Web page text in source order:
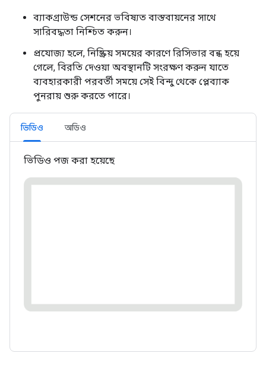
ব্যাকগ্রাউন্ড সেশনের ভবিষ্যত বাস্তবায়নের সাথে
সারিবদ্ধতা নিশ্চিত করুন।
প্রযোজ্য হলে, নিষ্ক্রিয় সময়ের কারণে রিসিভার বন্ধ হয়ে
গেলে, বিরতি দেওয়া অবস্থানটি সংরক্ষণ করুন যাতে
ব্যবহারকারী পরবর্তী সময়ে সেই বিন্দু থেকে প্লেব্যাক
পুনরায় শুরু করতে পারে।
ভিডিও অডিও
ভিডিও পজ করা হয়েছে